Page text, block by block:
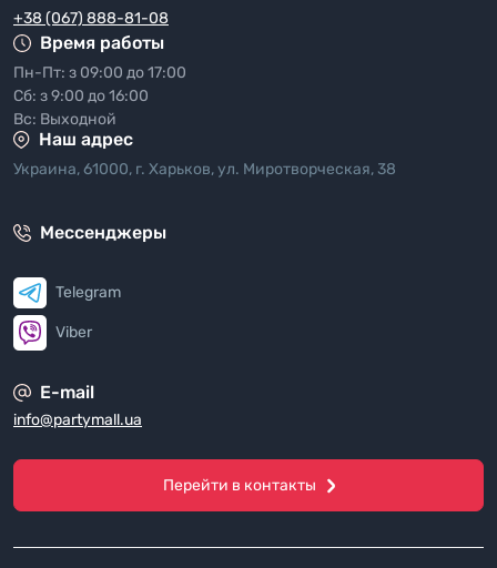
+38 (067) 888-81-08
Время работы
Пн-Пт: з 09:00 до 17:00
Сб: з 9:00 до 16:00
Вс: Выходной
Наш адрес
Украина, 61000, г. Харьков, ул. Миротворческая, 38
Мессенджеры
Telegram
Viber
E-mail
info@partymall.ua
Перейти в контакты